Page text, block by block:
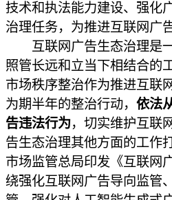
技术和执法能力建设、强化
治理任务，为推进互联网广
互联网广告生态治理是一
照管长远和立当下相结合的
市场秩序整治作为推进互联
为期半年的整治行动， 依法
告违法行为，切实维护互联
告生态治理其他方面的工作
市场监管总局印发《互联网
绕强化互联网广告导向监管